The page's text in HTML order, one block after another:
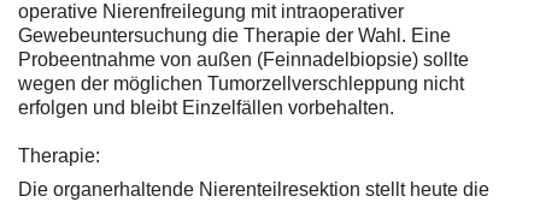
operative Nierenfreilegung mit intraoperativer
Gewebeuntersuchung die Therapie der Wahl. Eine
Probeentnahme von außen (Feinnadelbiopsie) sollte
wegen der möglichen Tumorzellverschleppung nicht
erfolgen und bleibt Einzelfällen vorbehalten.
Therapie:
Die organerhaltende Nierenteilresektion stellt heute die